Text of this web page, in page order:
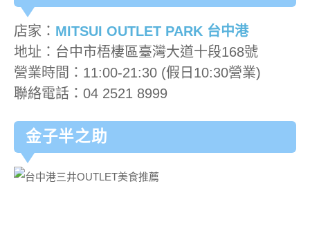
店家： MITSUI OUTLET PARK 台中港
地址：台中市梧棲區臺灣大道十段168號
營業時間：11:00-21:30 (假日10:30營業)
聯絡電話：04 2521 8999
金子半之助